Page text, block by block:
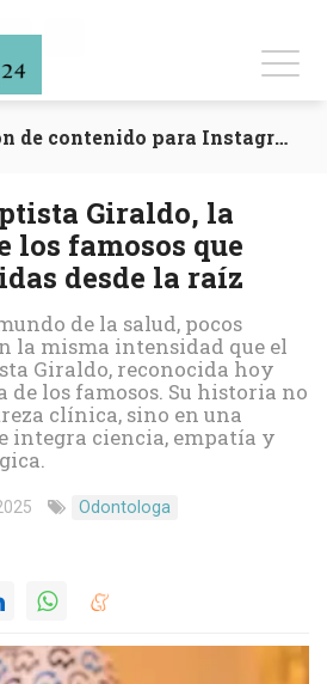
Entrevistas para dar visibilidad a tu marca
Giraldo, la
los famosos que
desde la raíz
de la salud, pocos
la misma intensidad que el
Giraldo, reconocida hoy
de los famosos. Su historia no
clínica, sino en una
integra ciencia, empatía y
Odontologa